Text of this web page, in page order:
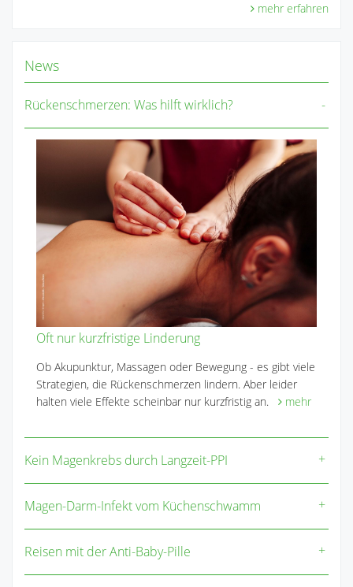
mehr erfahren
News
Rückenschmerzen: Was hilft wirklich?
Oft nur kurzfristige Linderung
Ob Akupunktur, Massagen oder Bewegung - es gibt viele
Strategien, die Rückenschmerzen lindern. Aber leider
halten viele Effekte scheinbar nur kurzfristig an.
mehr
Kein Magenkrebs durch Langzeit-PPI
Magen-Darm-Infekt vom Küchenschwamm
Reisen mit der Anti-Baby-Pille